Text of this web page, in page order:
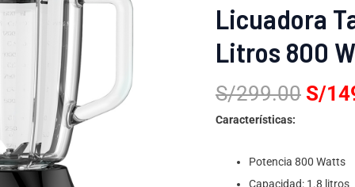
Licuadora
Litros 800
S/299.00
era:
S/
S/
Características:
Potencia 800 Watts
Capacidad: 1.8 litros
Litros
Watts